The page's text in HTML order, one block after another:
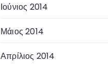
Ιούνιος 2014
Μάιος 2014
Απρίλιος 2014